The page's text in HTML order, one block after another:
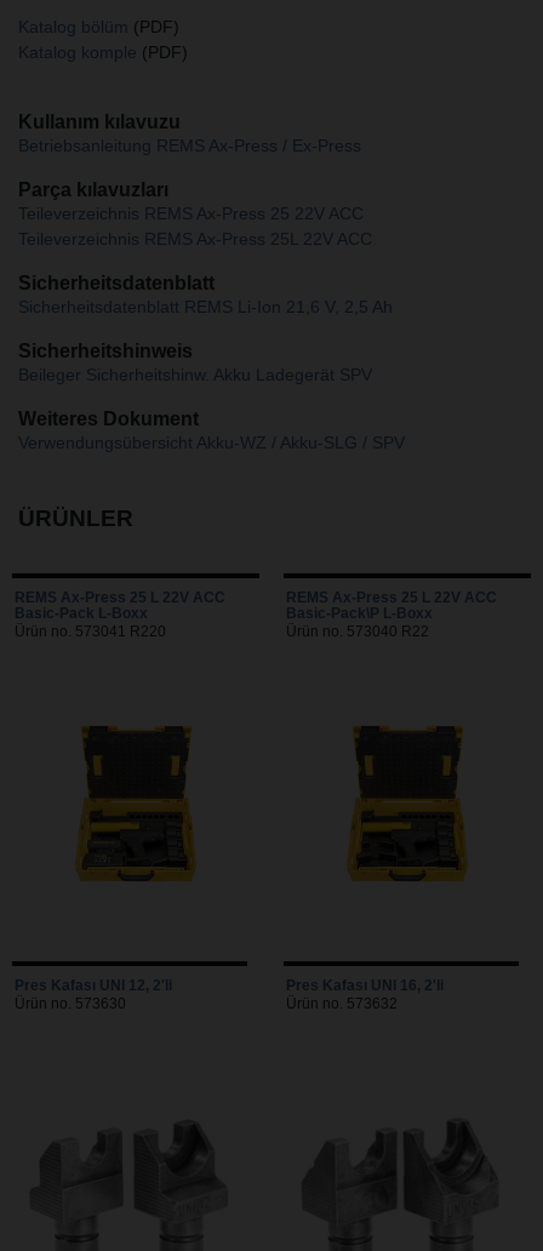
Katalog bölüm (PDF)
Katalog komple (PDF)
Kullanım kılavuzu
Betriebsanleitung REMS Ax-Press / Ex-Press
Parça kılavuzları
Teileverzeichnis REMS Ax-Press 25 22V ACC
Teileverzeichnis REMS Ax-Press 25L 22V ACC
Sicherheitsdatenblatt
Sicherheitsdatenblatt REMS Li-Ion 21,6 V, 2,5 Ah
Sicherheitshinweis
Beileger Sicherheitshinw. Akku Ladegerät SPV
Weiteres Dokument
Verwendungsübersicht Akku-WZ / Akku-SLG / SPV
ÜRÜNLER
REMS Ax-Press 25 L 22V ACC
Basic-Pack L-Boxx
Ürün no. 573041 R220
REMS Ax-Press 25 L 22V ACC
Basic-Pack\P L-Boxx
Ürün no. 573040 R22
Pres Kafası UNI 12, 2'li
Ürün no. 573630
Pres Kafası UNI 16, 2'li
Ürün no. 573632